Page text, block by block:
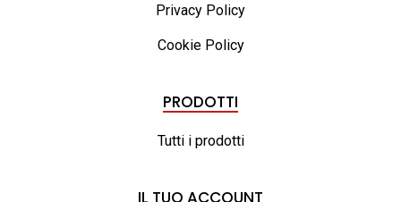
Privacy Policy
Cookie Policy
PRODOTTI
Tutti i prodotti
IL TUO ACCOUNT